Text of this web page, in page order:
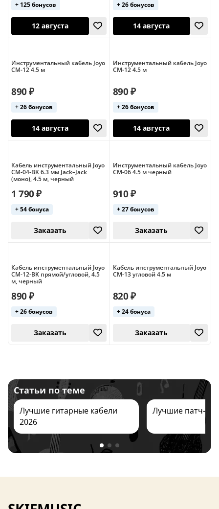
14 августа 12 августа
+ 125 бонусов + 26 бонусов
Инструментальный кабель Joyo
CM-12 4.5 м
890 ₽
+ 26 бонусов
Инструментальный кабель Joyo
CM-12 4.5 м
890 ₽
+ 26 бонусов
Кабель инструментальный Joyo
CM-04-BK 6.3 мм Jack–Jack
(моно), 4.5 м, черный
1 790 ₽
+ 54 бонуса
Инструментальный кабель Joyo
CM-06 4.5 м черный
910 ₽
+ 27 бонусов
Кабель инструментальный Joyo
CM-12-BK прямой/угловой, 4.5
м, черный
890 ₽
+ 26 бонусов
Кабель инструментальный Joyo
CM-13 угловой 4.5 м
820 ₽
+ 24 бонуса
Статьи по теме
Лучшие гитарные кабели
2026
Лучшие патч-